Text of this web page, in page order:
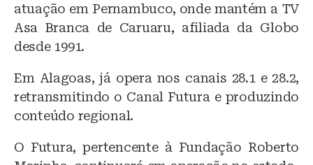
atuação em Pernambuco, onde mantém a TV
Asa Branca de Caruaru, afiliada da Globo
desde 1991.
Em Alagoas, já opera nos canais 28.1 e 28.2,
retransmitindo o Canal Futura e produzindo
conteúdo regional.
O Futura, pertencente à Fundação Roberto